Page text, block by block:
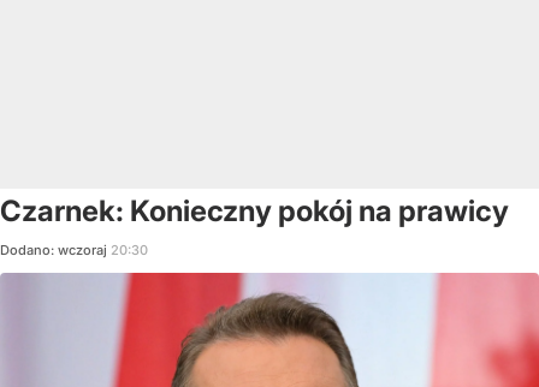
Czarnek: Konieczny pokój na prawicy
Dodano: wczoraj 20:30